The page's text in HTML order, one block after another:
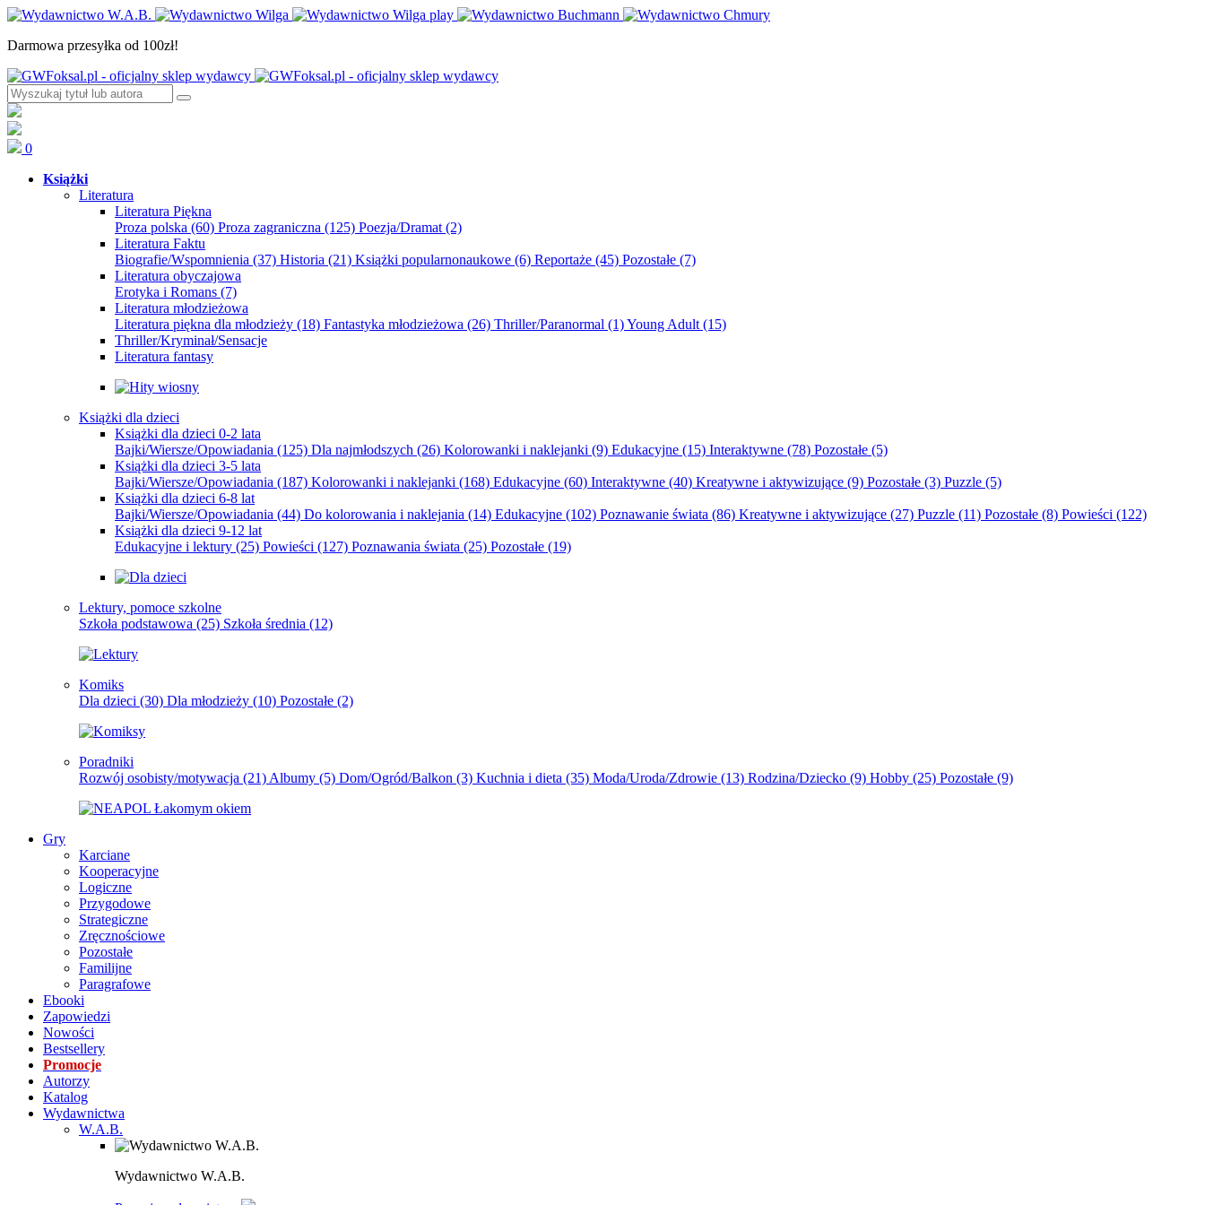
Darmowa przesyłka od 100zł!
0
Książki
Literatura
Literatura Piękna
Proza polska (60) Proza zagraniczna (125) Poezja/Dramat (2)
Literatura Faktu
Biografie/Wspomnienia (37) Historia (21) Książki popularnonaukowe (6) Reportaże (45) Pozostałe (7)
Literatura obyczajowa
Erotyka i Romans (7)
Literatura młodzieżowa
Literatura piękna dla młodzieży (18) Fantastyka młodzieżowa (26) Thriller/Paranormal (1)Young Adult (15)
Thriller/Kryminał/Sensacje
Literatura fantasy
Książki dla dzieci
Książki dla dzieci 0-2 lata
Bajki/Wiersze/Opowiadania (125) Dla najmłodszych (26) Kolorowanki i naklejanki (9) Edukacyjne (15) Interaktywne (78) Pozostałe (5)
Książki dla dzieci 3-5 lata
Bajki/Wiersze/Opowiadania (187) Kolorowanki i naklejanki (168) Edukacyjne (60) Interaktywne (40) Kreatywne i aktywizujące (9) Pozostałe (3) Puzzle (5)
Książki dla dzieci 6-8 lat
Bajki/Wiersze/Opowiadania (44) Do kolorowania i naklejania (14) Edukacyjne (102) Poznawanie świata (86) Kreatywne i aktywizujące (27) Puzzle (11) Pozostałe (8) Powieści (122)
Książki dla dzieci 9-12 lat
Edukacyjne i lektury (25) Powieści (127) Poznawania świata (25) Pozostałe (19)
Lektury, pomoce szkolne
Szkoła podstawowa (25) Szkoła średnia (12)
Komiks
Dla dzieci (30) Dla młodzieży (10) Pozostałe (2)
Poradniki
Rozwój osobisty/motywacja (21) Albumy (5) Dom/Ogród/Balkon (3) Kuchnia i dieta (35) Moda/Uroda/Zdrowie (13) Rodzina/Dziecko (9) Hobby (25) Pozostałe (9)
Gry
Karciane
Kooperacyjne
Logiczne
Przygodowe
Strategiczne
Zręcznościowe
Pozostałe
Familijne
Paragrafowe
Ebooki
Zapowiedzi
Nowości
Bestsellery
Promocje
Autorzy
Katalog
Wydawnictwa
W.A.B.
Wydawnictwo W.A.B.